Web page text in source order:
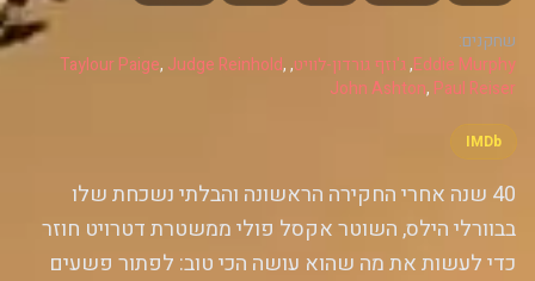
שחקנים:
Eddie Murphy
,ג'וזף גורדון-לוויט,
Taylour Paige, Judge Reinhold,
John Ashton, Paul Reiser
IMDb
40 שנה אחרי החקירה הראשונה והבלתי נשכחת שלו
בבוורלי הילס, השוטר אקסל פולי ממשטרת דטרויט חוזר
כדי לעשות את מה שהוא עושה הכי טוב: לפתור פשעים